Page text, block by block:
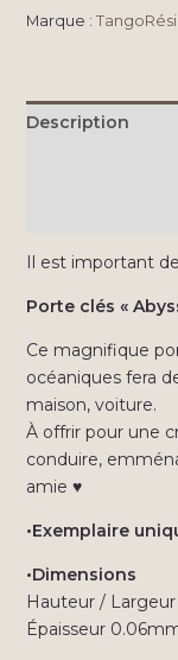
Porte
Carré
Marque :
Description
Il est important
Porte clés «
Ce magnifique
océaniques fera
maison, voiture.
À offrir pour une
conduire,
amie ♥
•Exemplaire
•Dimensions
Hauteur /
Épaisseur